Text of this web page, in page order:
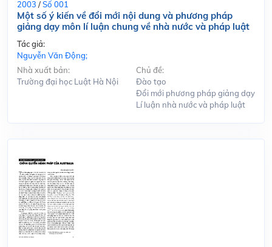
2003 /Số 001
Một số ý kiến về đổi mới nội dung và phương pháp
giảng dạy môn lí luận chung về nhà nước và pháp luật
Tác giả:
Nguyễn Văn Động;
Nhà xuất bản:
Trường đại học Luật Hà Nội
Chủ đề:
Đào tạo
Đổi mới phương pháp giảng dạy
Lí luận nhà nước và pháp luật